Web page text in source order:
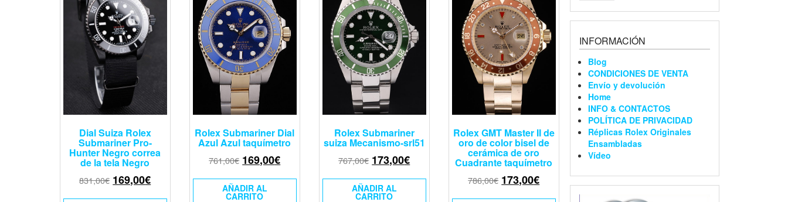
Dial Suiza Rolex
Submariner Pro-
Hunter Negro correa
de la tela Negro
831,00€ 169,00€
Rolex Submariner Dial
Azul Azul taquímetro
761,00€ 169,00€
AÑADIR AL
CARRITO
Rolex Submariner
suiza Mecanismo-srl51
767,00€ 173,00€
AÑADIR AL
CARRITO
Rolex GMT Master II de
oro de color bisel de
cerámica de oro
Cuadrante taquímetro
786,00€ 173,00€
INFORMACIÓN
Blog
CONDICIONES DE VENTA
Envío y devolución
Home
INFO & CONTACTOS
POLÍTICA DE PRIVACIDAD
Réplicas Rolex Originales
Ensambladas
Vídeo